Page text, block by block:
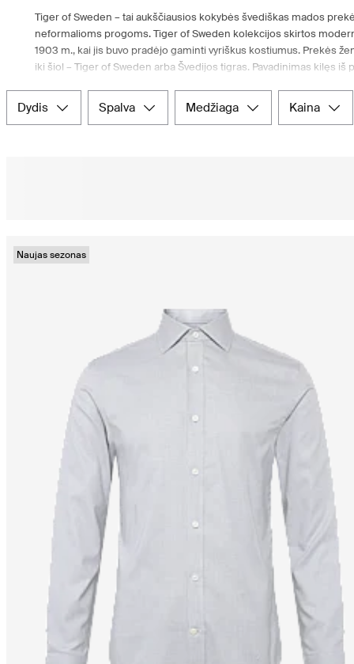
Tiger of Sweden – tai aukščiausios kokybės švediškas mados
neformalioms progoms. Tiger of Sweden kolekcijos skirtos
1903 m., kai jis buvo pradėjo gaminti vyriškus kostiumus. Prekės
iki šiol – Tiger of Sweden arba Švedijos tigras. Pavadinimas kilęs
ženklų Šiaurės Europoje.
Mūsų pasirinkime rasite geriausias Tiger of Sweden kolekcijas,
gerai apgalvotais kirpimais. Todėl jei ieškote savo dizainu
Užsisakykite naujausias Tiger of Sweden
Nesvarbu, ar ieškote drabužių ir aksesuarų, papildysiančių biuro
kiekvienai svarbiai progai ir situacijai. Jei vertinate gerai
drabužius. Tai gaminiai, kurie yra funkcionalūs ir suteikia jums
Naudodamasis mūsų internetinėje parduotuvėje esančiais
Rūšiuokite drabužius ir aksesuarus pagal dydį, spalvą, kainą ar
pas mus visada rasite naujausius produktus ir geriausius
dydis spalva medžiaga kaina
Naujas sezonas